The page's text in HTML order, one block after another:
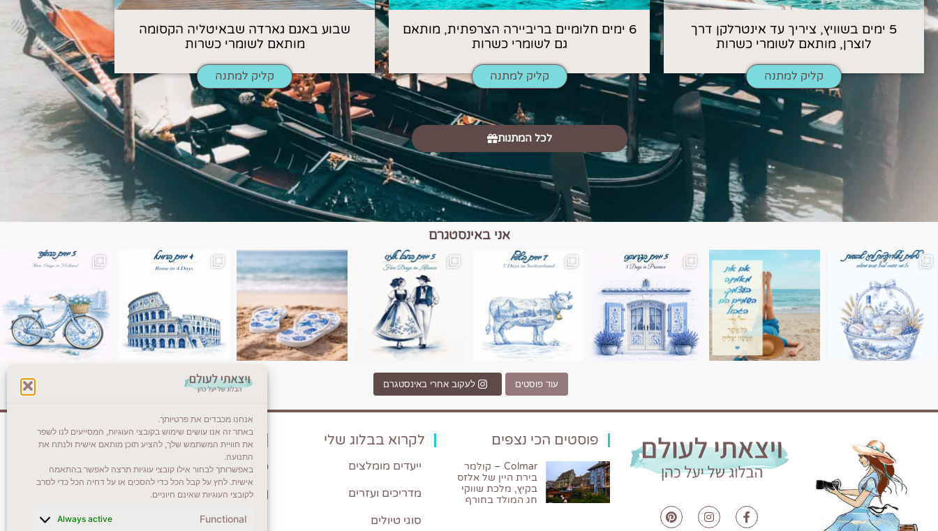
אנחנו מכבדים את פרטיותך.
באתר זה אנו עושים שימוש בקובצי העוגיות, המסייעים לנו לשפר
את חוויית המשתמש שלך, להציע תוכן מותאם אישית ולנתח את
התנועה.
באפשרותך לבחור אילו קובצי עוגיות תרצה לאפשר בהתאמה
אישית. לחץ על קבל הכל כדי להסכים או על דחיה הכל כדי לסרב
לקובצי העוגיות שאינם חיוניים.
Functional
Always active
5 ימים בשוויץ, ציריך עד אינטרלקן דרך
לוצרן, מותאם לשומרי כשרות
קליק למתנה
6 ימים חלומיים בריביירה הצרפתית, מותאם
גם לשומרי כשרות
קליק למתנה
שבוע באגם גארדה שבאיטליה הקסומה
מותאם לשומרי כשרות
קליק למתנה
לכל המתנות
אני באינסטגרם
השמים הם הגבול 💙🩵 טיול בין כפרים, יין ונופים בחבל אלזס צרפת
יש רגע כזה בחופשה שבו הכל נהיה פשוט יותר. החול, הי
יש ערים בעולם שמרגישות כמו מסע בזמן. רומא היא אחתInstagram post 18087423191462101
עוד פוסטים לעקוב אחרי באינסטגרם
פוסטים הכי נצפים
Colmar – קולמר
בירת היין של אלזס
בקיץ, מלכת שווקי
חג המולד בחורף
לקרוא בבלוג שלי
ייעדים מומלצים
מדריכים ועזרים
סוגי טיולים
צרו קשר (לא בשבת)
לשליחת הודעת וואטסאפ
veyatsati.laolam@gmail.com